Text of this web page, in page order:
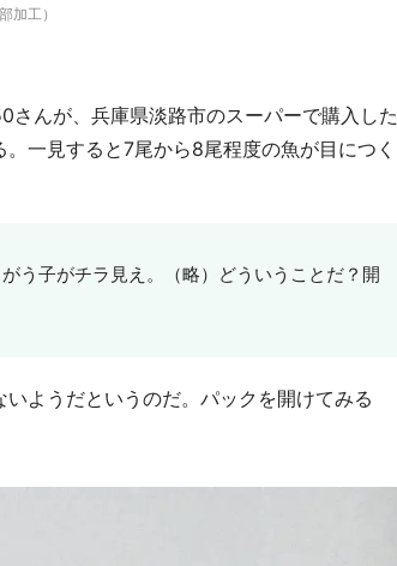
加工）
んが、兵庫県淡路市のスーパーで購入した
一見すると7尾から8尾程度の魚が目につく
う子がチラ見え。（略）どういうことだ？開
ようだというのだ。パックを開けてみる